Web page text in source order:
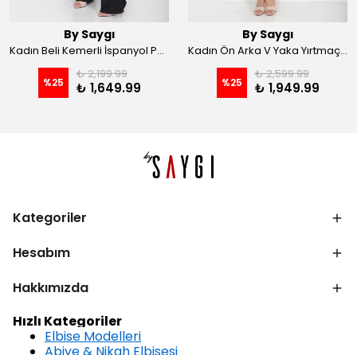
By Saygı
Kadın Beli Kemerli İspanyol Paça Likralı Krep Pantolon - Kahve
%25
₺ 2,199.99
₺ 1,649.99
By Saygı
Kadın Ön Arka V Yaka Yırtmaçlı Likralı Scuba Midi Elbise - Siyah
%25
₺ 2,599.99
₺ 1,949.99
Kategoriler
Hesabım
Hakkımızda
Hızlı Kategoriler
Elbise Modelleri